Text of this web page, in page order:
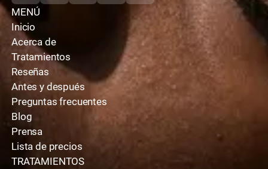
MENÚ
Inicio
Acerca de
Tratamientos
Reseñas
Antes y después
Preguntas frecuentes
Blog
Prensa
Lista de precios
TRATAMIENTOS